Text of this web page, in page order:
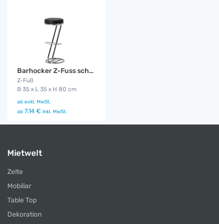
Barhocker Z-Fuss schwarz
Z-Fuß
B 35 x L 35 x H 80 cm
ab exkl. MwSt.
ab 7,14 € inkl. MwSt.
Mietwelt
Zelte
Mobiliar
Table Top
Dekoration